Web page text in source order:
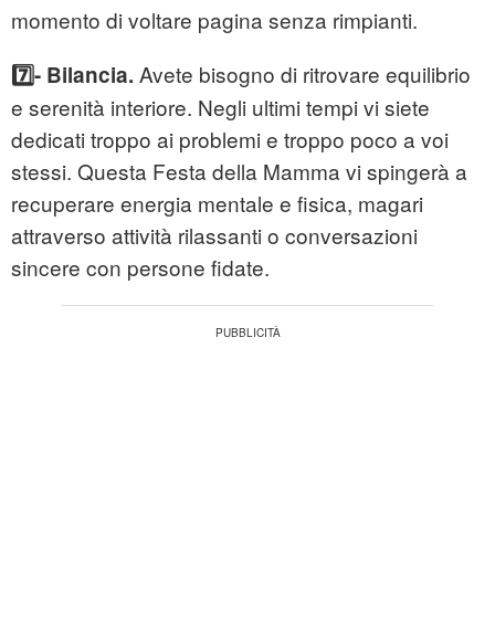
momento di voltare pagina senza rimpianti.
7️⃣- Bilancia. Avete bisogno di ritrovare equilibrio
e serenità interiore. Negli ultimi tempi vi siete
dedicati troppo ai problemi e troppo poco a voi
stessi. Questa Festa della Mamma vi spingerà a
recuperare energia mentale e fisica, magari
attraverso attività rilassanti o conversazioni
sincere con persone fidate.